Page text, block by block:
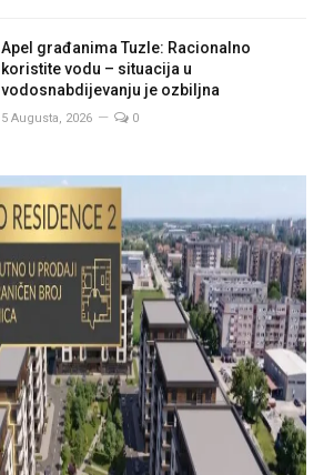
Apel građanima Tuzle: Racionalno
koristite vodu – situacija u
vodosnabdijevanju je ozbiljna
5 Augusta, 2026 0